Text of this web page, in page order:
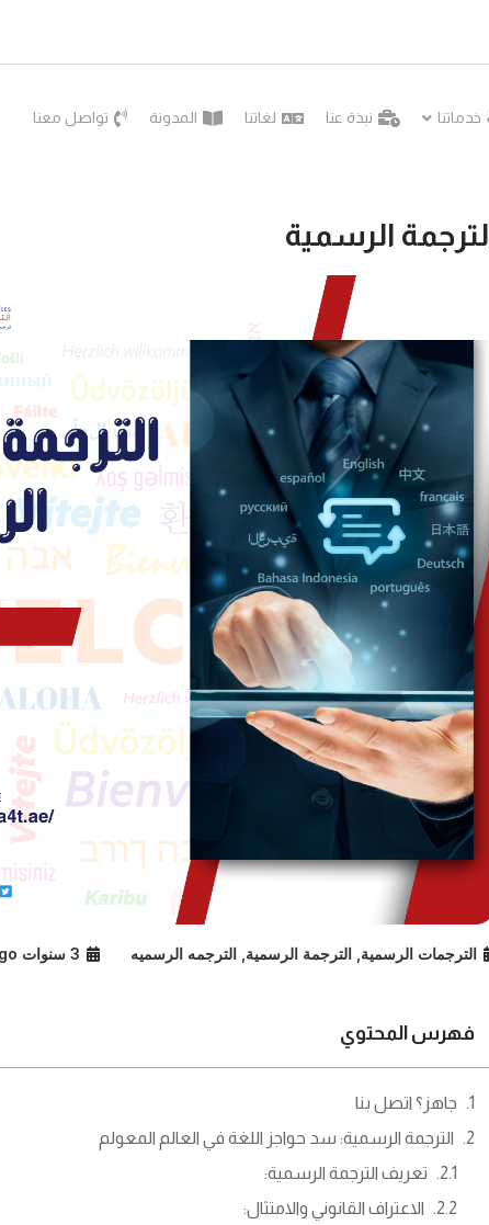
خدماتنا نبذة عنا لغاتنا المدونة تواصل معنا
الترجمة الرسمية
الترجمات الرسمية الترجمة الرسمية الترجمه الرسميه 3 سنوات ago
فهرس المحتوي
جاهز؟ اتصل بنا
الترجمة الرسمية: سد حواجز اللغة في العالم المعولم
تعريف الترجمة الرسمية:
الاعتراف القانوني والامتثال: